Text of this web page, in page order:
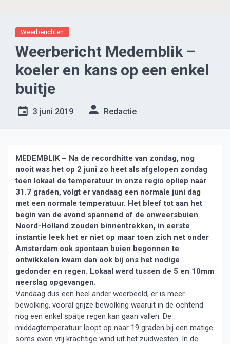
Weerberichten
Weerbericht Medemblik –
koeler en kans op een enkel
buitje
3 juni 2019 Redactie
MEDEMBLIK – Na de recordhitte van zondag, nog
nooit was het op 2 juni zo heet als afgelopen zondag
toen lokaal de temperatuur in onze regio opliep naar
31.7 graden, volgt er vandaag een normale juni dag
met een normale temperatuur. Het bleef tot aan het
begin van de avond spannend of de onweersbuien
Noord-Holland zouden binnentrekken, in eerste
instantie leek het er niet op maar toen zich net onder
Amsterdam ook spontaan buien begonnen te
ontwikkelen kwam dan ook bij ons het nodige
gedonder en regen. Lokaal werd tussen de 5 en 10mm
neerslag opgevangen.
Vandaag dus een heel ander weerbeeld, er is meer
bewolking, vooral grijze bewolking waaruit in de ochtend
nog een enkel spatje regen kan gaan vallen. De
middagtemperatuur loopt op naar 19 graden bij een matige
soms even vrij krachtige wind uit het zuidwesten. In de